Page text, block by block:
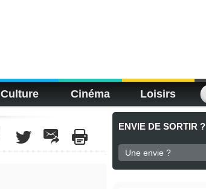
Culture Cinéma Loisirs
ENVIE DE SORTIR ?